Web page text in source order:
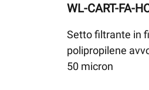
WL-CART-FA-
Setto filtrante in
polipropilene
50 micron